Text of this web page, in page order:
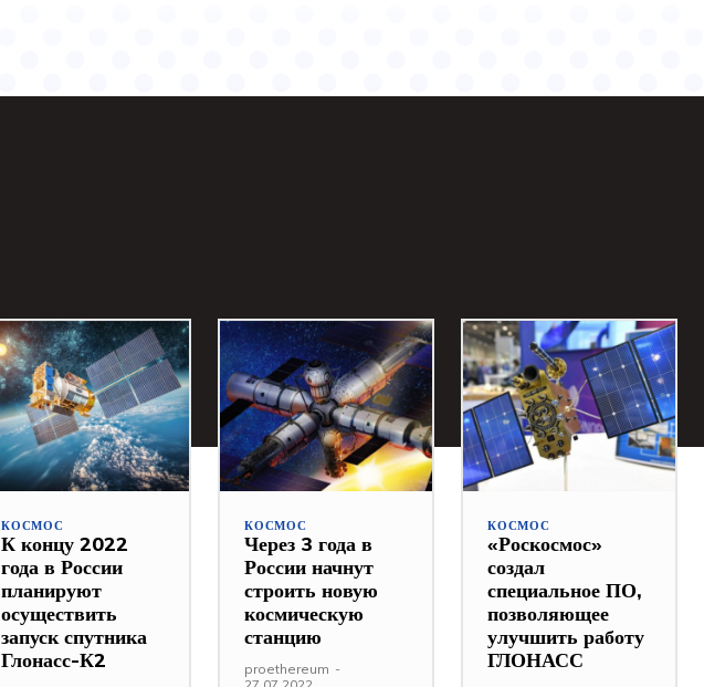
КОСМОС
К концу 2022
года в России
планируют
осуществить
запуск спутника
Глонасс-К2
КОСМОС
Через 3 года в
России начнут
строить новую
космическую
станцию
proethereum -
КОСМОС
«Роскосмос»
создал
специальное ПО,
позволяющее
улучшить работу
ГЛОНАСС